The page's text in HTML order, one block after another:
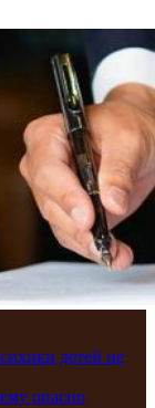
детей не
опасно